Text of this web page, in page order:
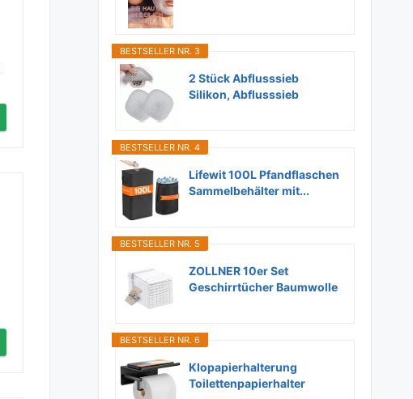
BESTSELLER NR. 3
2 Stück Abflusssieb
Silikon, Abflusssieb
BESTSELLER NR. 4
Lifewit 100L Pfandflaschen
Sammelbehälter mit...
BESTSELLER NR. 5
ZOLLNER 10er Set
Geschirrtücher Baumwolle
BESTSELLER NR. 6
Klopapierhalterung
Toilettenpapierhalter